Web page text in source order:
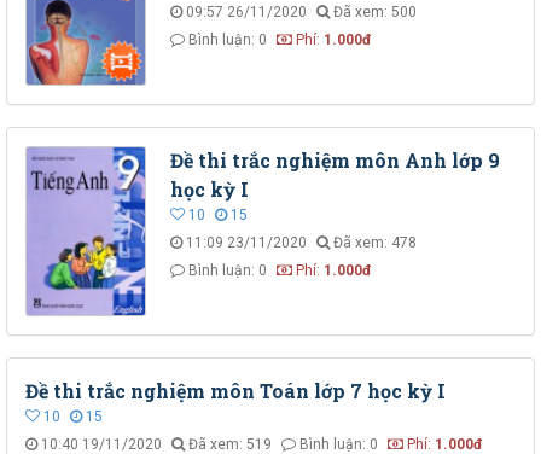
09:57 26/11/2020
Đã xem: 500
Bình luận: 0
Phí: 1.000đ
Đề thi trắc nghiệm môn Anh lớp 9
học kỳ I
10
15
11:09 23/11/2020
Đã xem: 478
Bình luận: 0
Phí: 1.000đ
Đề thi trắc nghiệm môn Toán lớp 7 học kỳ I
10
15
10:40 19/11/2020
Đã xem: 519 Bình luận: 0 Phí: 1.000đ